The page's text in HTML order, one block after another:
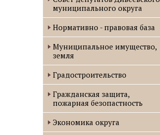
муниципального округа
Нормативно - правовая база
Муниципальное имущество,
земля
Градостроительство
Гражданская защита,
пожарная безопастность
Экономика округа